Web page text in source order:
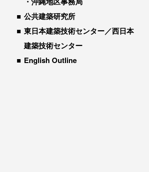
公共建築研究所
東日本建築技術センター／西日本
建築技術センター
English Outline